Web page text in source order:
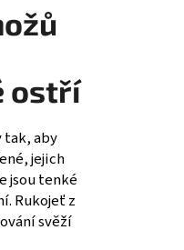
ostří
tak, aby
jejich
jsou tenké
Rukojeť z
svěží